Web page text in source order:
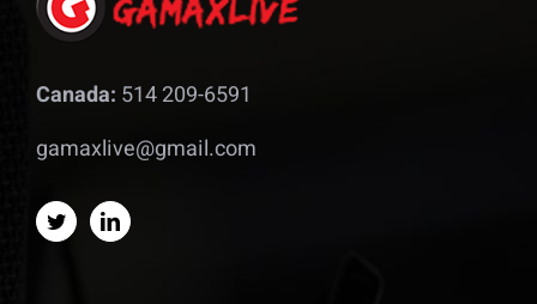
Canada: 514 209-6591
gamaxlive@gmail.com